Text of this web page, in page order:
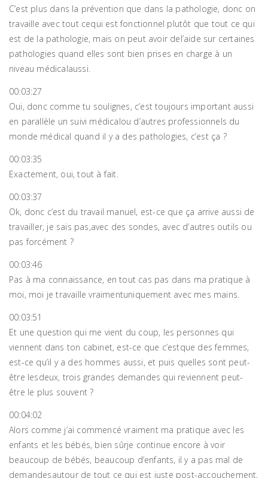
C’est plus dans la prévention que dans la pathologie, donc on
travaille avec tout cequi est fonctionnel plutôt que tout ce qui
est de la pathologie, mais on peut avoir del’aide sur certaines
pathologies quand elles sont bien prises en charge à un
niveau médicalaussi.
00:03:27
Oui, donc comme tu soulignes, c’est toujours important aussi
en parallèle un suivi médicalou d’autres professionnels du
monde médical quand il y a des pathologies, c’est ça ?
00:03:35
Exactement, oui, tout à fait.
00:03:37
Ok, donc c’est du travail manuel, est-ce que ça arrive aussi de
travailler, je sais pas,avec des sondes, avec d’autres outils ou
pas forcément ?
00:03:46
Pas à ma connaissance, en tout cas pas dans ma pratique à
moi, moi je travaille vraimentuniquement avec mes mains.
00:03:51
Et une question qui me vient du coup, les personnes qui
viennent dans ton cabinet, est-ce que c’estque des femmes,
est-ce qu’il y a des hommes aussi, et puis quelles sont peut-
être lesdeux, trois grandes demandes qui reviennent peut-
être le plus souvent ?
00:04:02
Alors comme j’ai commencé vraiment ma pratique avec les
enfants et les bébés, bien sûrje continue encore à voir
beaucoup de bébés, beaucoup d’enfants, il y a pas mal de
demandesautour de tout ce qui est juste post-accouchement,